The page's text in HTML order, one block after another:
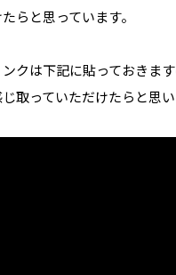
らと思っています。
クは下記に貼っておきま
取っていただけたらと思い